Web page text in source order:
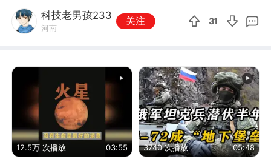
科技老男孩233
河南
关注 31
12.5万 次播放 03:55 3740 次播放 05:48